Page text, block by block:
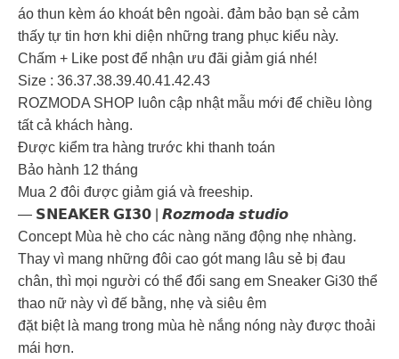
áo thun kèm áo khoát bên ngoài. đảm bảo bạn sẻ cảm
thấy tự tin hơn khi diện những trang phục kiểu này.
Chấm + Like post để nhận ưu đãi giảm giá nhé!
Size : 36.37.38.39.40.41.42.43
ROZMODA SHOP luôn cập nhật mẫu mới để chiều lòng
tất cả khách hàng.
Được kiểm tra hàng trước khi thanh toán
Bảo hành 12 tháng
Mua 2 đôi được giảm giá và freeship.
— 𝗦𝗡𝗘𝗔𝗞𝗘𝗥 𝗚𝗜𝟯𝟬 | 𝙍𝙤𝙯𝙢𝙤𝙙𝙖 𝙨𝙩𝙪𝙙𝙞𝙤
Concept Mùa hè cho các nàng năng động nhẹ nhàng.
Thay vì mang những đôi cao gót mang lâu sẻ bị đau
chân, thì mọi người có thể đổi sang em Sneaker Gi30 thể
thao nữ này vì đế bằng, nhẹ và siêu êm
đặt biệt là mang trong mùa hè nắng nóng này được thoải
mái hơn.